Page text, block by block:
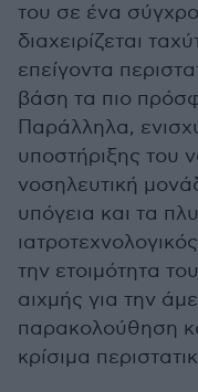
του σε ένα
διαχειρίζεται
επείγοντα
βάση τα πιο
Παράλληλα,
υποστήριξης του
νοσηλευτική
υπόγεια και τα
την ετοιμότητα
αιχμής για την
παρακολούθηση
κρίσιμα